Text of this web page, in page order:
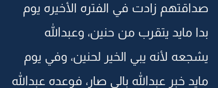
صداقتهم زادت في الفتره الأخيره يوم
بدا مايد يتقرب من حنين، وعبدالله
يشجعه لأنه يبي الخير لحنين، وفي يوم
مايد خبر عبدالله بالي صار، فوعده عبدالله